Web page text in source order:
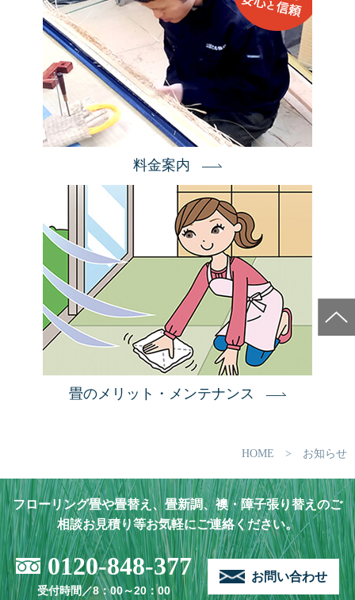
料金案内
畳のメリット・メンテナンス
HOME > お知らせ
フローリング畳や畳替え、畳新調、襖・障子張り替えのご
相談お見積り等お気軽にご連絡ください。
0120-848-377
受付時間／8：00～20：00
お問い合わせ